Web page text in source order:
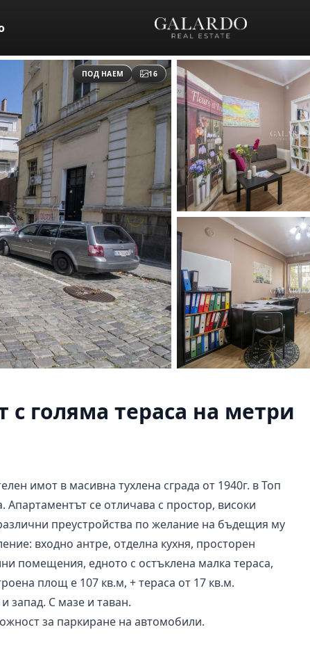
ПОД НАЕМ 16
с голяма тераса на метри
имот в масивна тухлена сграда от 1940г. в Топ
се отличава с простор, високи
преустройства по желание на бъдещия му
входно антре, отделна кухня, просторен
помещения, едното с остъклена малка тераса,
площ е 107 кв.м, + тераса от 17 кв.м.
запад. С мазе и таван.
за паркиране на автомобили.